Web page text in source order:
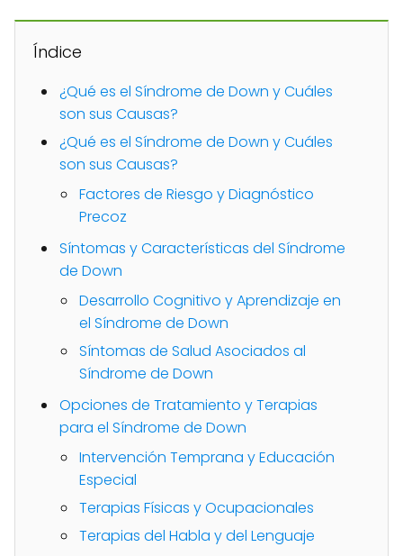
Índice
¿Qué es el Síndrome de Down y Cuáles
son sus Causas?
¿Qué es el Síndrome de Down y Cuáles
son sus Causas?
Factores de Riesgo y Diagnóstico
Precoz
Síntomas y Características del Síndrome
de Down
Desarrollo Cognitivo y Aprendizaje en
el Síndrome de Down
Síntomas de Salud Asociados al
Síndrome de Down
Opciones de Tratamiento y Terapias
para el Síndrome de Down
Intervención Temprana y Educación
Especial
Terapias Físicas y Ocupacionales
Terapias del Habla y del Lenguaje